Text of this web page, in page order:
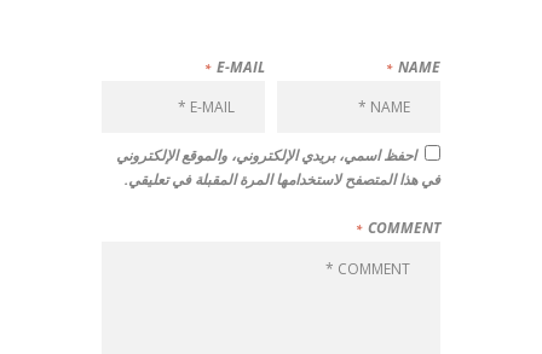
NAME
E-MAIL
احفظ اسمي، بريدي الإلكتروني، والموقع الإلكتروني
في هذا المتصفح لاستخدامها المرة المقبلة في تعليقي.
COMMENT